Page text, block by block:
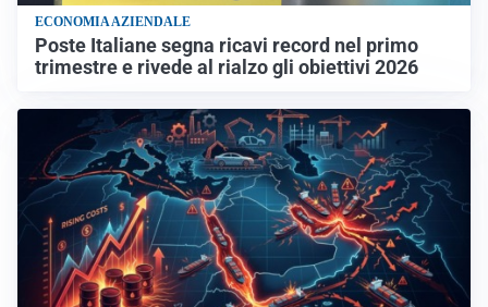
ECONOMIA AZIENDALE
Poste Italiane segna ricavi record nel primo
trimestre e rivede al rialzo gli obiettivi 2026